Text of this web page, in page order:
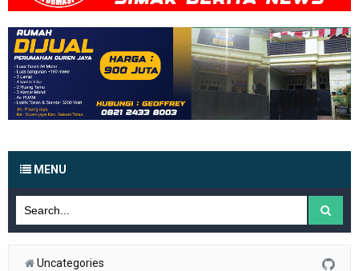
MENU
Uncategories